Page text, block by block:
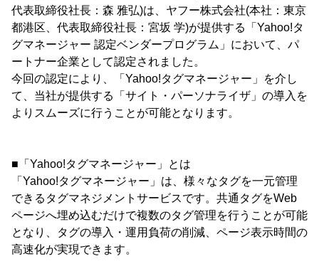
代表取締役社長：森 雅弘)は、ヤフー株式会社(本社：東京
都港区、代表取締役社長：宮坂 学)が提供する「Yahoo!タ
グマネージャー 認定ベンダープログラム」において、パ
ートナー企業として認定されました。
今回の認定により、「Yahoo!タグマネージャー」を介し
て、当社が提供する「サイト・パーソナライザ」の導入を
よりスムーズに行うことが可能となります。
■「Yahoo!タグマネージャー」とは
「Yahoo!タグマネージャー」は、様々なタグを一元管理
できるタグマネジメントサービスです。共通タグをWeb
ページへ埋め込むだけで複数のタグ管理を行うことが可能
となり、タグの導入・運用負荷の削減、ページ表示時間の
高速化が実現できます。